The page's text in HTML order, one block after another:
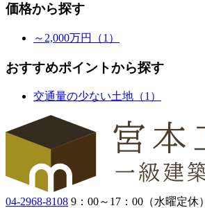
価格から探す
～2,000万円（1）
おすすめポイントから探す
交通量の少ない土地（1）
04-2968-8108 9：00～17：00（水曜定休）